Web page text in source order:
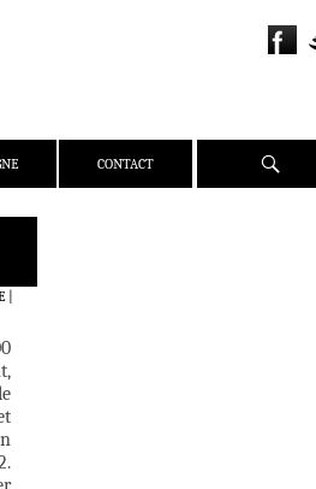
CONTACT Recherche
|